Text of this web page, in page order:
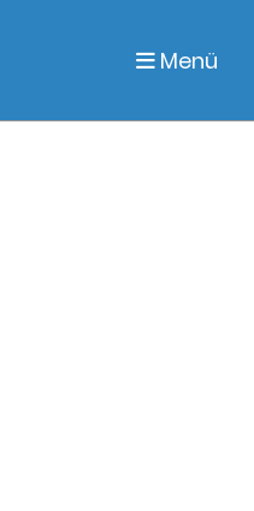
Menü